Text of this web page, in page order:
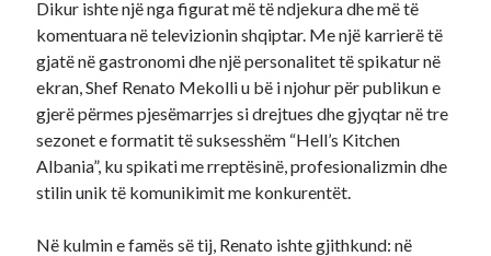
Dikur ishte një nga figurat më të ndjekura dhe më të
komentuara në televizionin shqiptar. Me një karrierë të
gjatë në gastronomi dhe një personalitet të spikatur në
ekran, Shef Renato Mekolli u bë i njohur për publikun e
gjerë përmes pjesëmarrjes si drejtues dhe gjyqtar në tre
sezonet e formatit të suksesshëm “Hell’s Kitchen
Albania”, ku spikati me rreptësinë, profesionalizmin dhe
stilin unik të komunikimit me konkurentët.
Në kulmin e famës së tij, Renato ishte gjithkund: në